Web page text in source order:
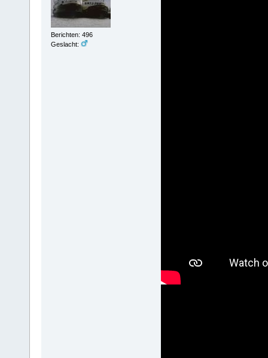
Berichten: 496
Geslacht: